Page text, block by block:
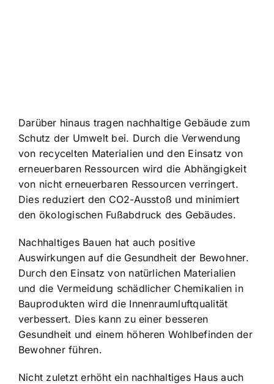
Darüber hinaus tragen nachhaltige Gebäude zum
Schutz der Umwelt bei. Durch die Verwendung
von recycelten Materialien und den Einsatz von
erneuerbaren Ressourcen wird die Abhängigkeit
von nicht erneuerbaren Ressourcen verringert.
Dies reduziert den CO2-Ausstoß und minimiert
den ökologischen Fußabdruck des Gebäudes.
Nachhaltiges Bauen hat auch positive
Auswirkungen auf die Gesundheit der Bewohner.
Durch den Einsatz von natürlichen Materialien
und die Vermeidung schädlicher Chemikalien in
Bauprodukten wird die Innenraumluftqualität
verbessert. Dies kann zu einer besseren
Gesundheit und einem höheren Wohlbefinden der
Bewohner führen.
Nicht zuletzt erhöht ein nachhaltiges Haus auch